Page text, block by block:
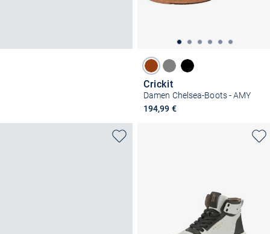
Crickit
Damen Chelsea-Boots - AMY
194,99 €